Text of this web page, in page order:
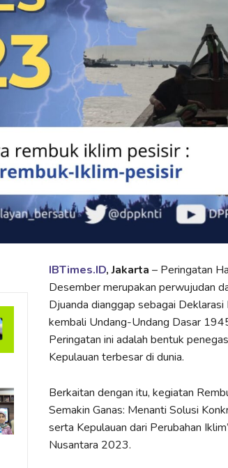
IBTimes.ID, Jakarta – Peringatan
Desember merupakan perwujudan
Djuanda dianggap sebagai
kembali Undang-Undang Dasar
Peringatan ini adalah bentuk
Kepulauan terbesar di dunia.
Berkaitan dengan itu, kegiatan
Semakin Ganas: Menanti Solusi
serta Kepulauan dari Perubahan
Nusantara 2023.